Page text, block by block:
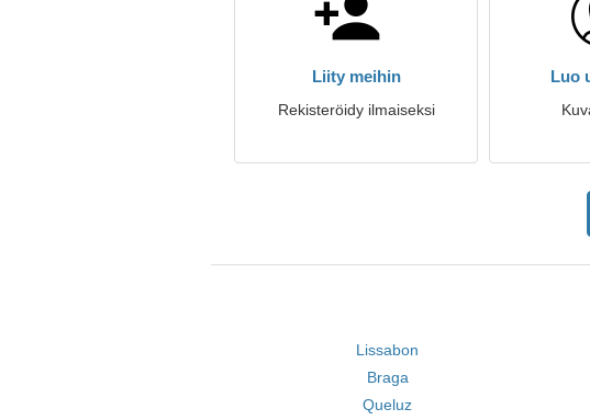
Liity meihin
Rekisteröidy ilmaiseksi
Luo
Lissabon
Braga
Queluz